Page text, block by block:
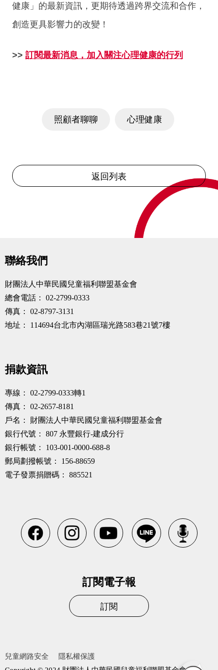
健康」的最新資訊，更期待透過跨界交流和合作，
創造更具影響力的改變！
>> 訂閱最新消息，加入關注心理健康的行列
照顧者聊聊 心理健康
返回列表
聯絡我們
財團法人中華民國兒童福利聯盟基金會
總會電話：
02-2799-0333
傳真：
02-8797-3131
地址：
114694台北市內湖區瑞光路583巷21號7樓
捐款資訊
專線：
02-2799-0333轉1
傳真：
02-2657-8181
戶名：
財團法人中華民國兒童福利聯盟基金會
銀行代號：
807 永豐銀行-建成分行
銀行帳號：
103-001-0000-688-8
郵局劃撥帳號：
156-88659
電子發票捐贈碼：
885521
訂閱電子報
訂閱
兒童網路安全
隱私權保護